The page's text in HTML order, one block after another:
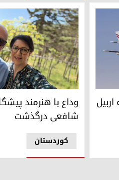
را از سر می‌گیردبیان سامی
کوردستان
وداع با هنرمند
شافعی درگذشت